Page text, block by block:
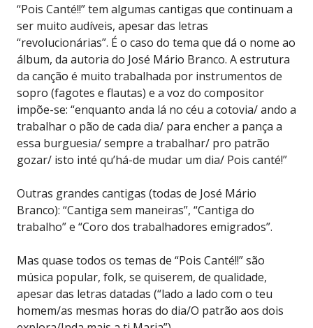
“Pois Canté!!” tem algumas cantigas que continuam a
ser muito audíveis, apesar das letras
“revolucionárias”. É o caso do tema que dá o nome ao
álbum, da autoria do José Mário Branco. A estrutura
da canção é muito trabalhada por instrumentos de
sopro (fagotes e flautas) e a voz do compositor
impõe-se: “enquanto anda lá no céu a cotovia/ ando a
trabalhar o pão de cada dia/ para encher a pança a
essa burguesia/ sempre a trabalhar/ pro patrão
gozar/ isto inté qu’há-de mudar um dia/ Pois canté!”
Outras grandes cantigas (todas de José Mário
Branco): “Cantiga sem maneiras”, “Cantiga do
trabalho” e “Coro dos trabalhadores emigrados”.
Mas quase todos os temas de “Pois Canté!!” são
música popular, folk, se quiserem, de qualidade,
apesar das letras datadas (“lado a lado com o teu
homem/as mesmas horas do dia/O patrão aos dois